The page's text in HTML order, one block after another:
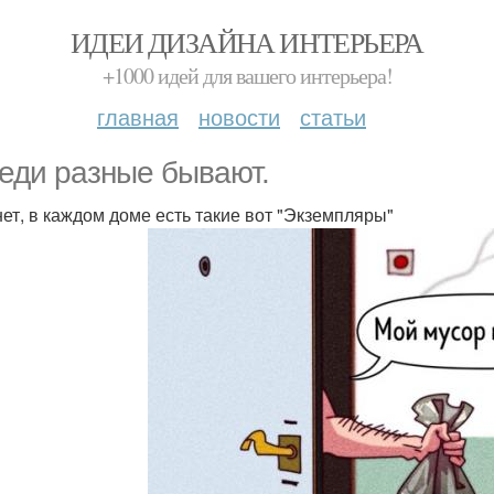
ИДЕИ ДИЗАЙНА ИНТЕРЬЕРА
+1000 идей для вашего интерьера!
главная новости статьи
разные бывают.
в каждом доме есть такие вот "Экземпляры"